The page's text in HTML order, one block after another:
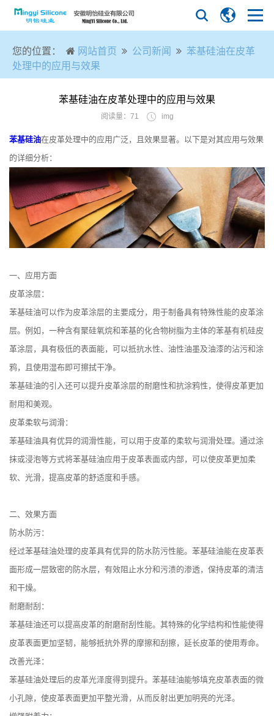
您的位置： 网站首页 公司新闻
苯基硅油在皮革
处理中的应用与效果
苯基硅油在皮革处理中的应用与效果
阅读量：71 img
苯基硅油在皮革处理中的应用广泛，且效果显著。以下是对其应用与效果
的详细分析：
一、应用方面
皮革涂层：
苯基硅油可以作为皮革涂层的主要成分，用于制备具有特殊性能的皮革涂
层。例如，一种含有聚硅氧烷和苯基的化合物树脂为主体的苯基有机硅皮
革涂层，具有极低的表面能，可以抵抗水性、油性油墨及油漆的沾污和涂
鸦，且使用湿布即可擦拭干净。
苯基硅油的引入还可以提升皮革涂层的耐磨性和抗涂鸦性，使得皮革更加
耐用和美观。
皮革柔软与润滑：
苯基硅油具有优异的润滑性能，可以用于皮革的柔软与润滑处理。通过涂
抹或浸泡等方式将苯基硅油应用于皮革表面或内部，可以使皮革更加柔
软、光滑，提高皮革的舒适度和手感。
二、效果方面
防水防污：
经过苯基硅油处理的皮革具有优异的防水防污性能。苯基硅油能在皮革表
面形成一层致密的防水层，有效阻止水分和污渍的渗透，保持皮革的清洁
和干燥。
耐磨耐刮：
苯基硅油还可以提高皮革的耐磨耐刮性能。其特殊的化学结构和性能使得
皮革表面更加坚韧，能够抵抗外界的摩擦和刮擦，延长皮革的使用寿命。
改善光泽：
苯基硅油处理后的皮革光泽度得到提升。苯基硅油能够填充皮革表面的微
小孔隙，使皮革表面更加平整光滑，从而反射出更加明亮的光泽。